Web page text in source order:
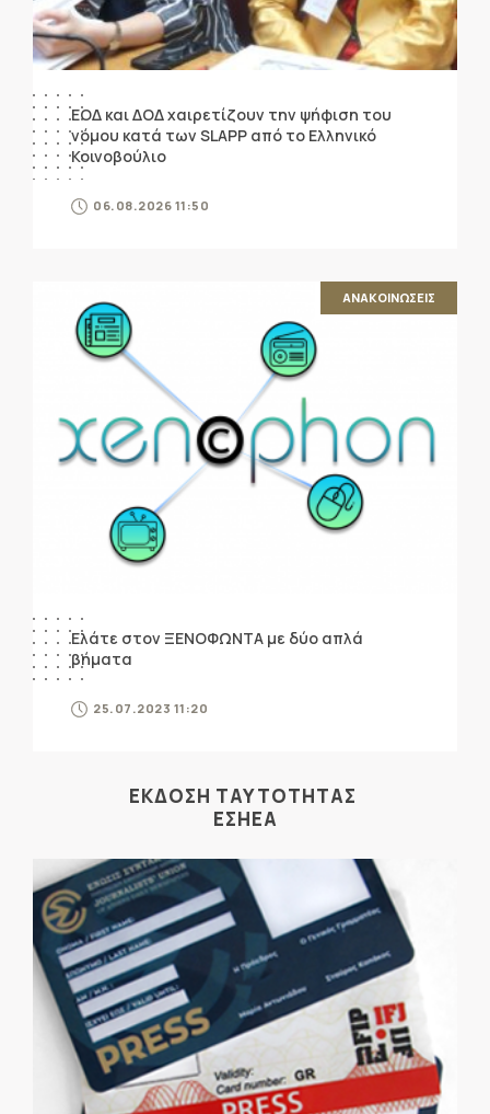
ΕΟΔ και ΔΟΔ χαιρετίζουν την ψήφιση του
νόμου κατά των SLAPP από το Ελληνικό
Κοινοβούλιο
06.08.2026 11:50
ΑΝΑΚΟΙΝΩΣΕΙΣ
Ελάτε στον ΞΕΝΟΦΩΝΤΑ με δύο απλά
βήματα
25.07.2023 11:20
ΕΚΔΟΣΗ ΤΑΥΤΟΤΗΤΑΣ
ΕΣΗΕΑ